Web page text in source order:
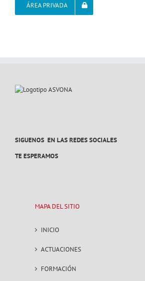
ÁREA PRIVADA
SIGUENOS EN LAS REDES SOCIALES
TE ESPERAMOS
MAPA DEL SITIO
INICIO
ACTUACIONES
FORMACIÓN